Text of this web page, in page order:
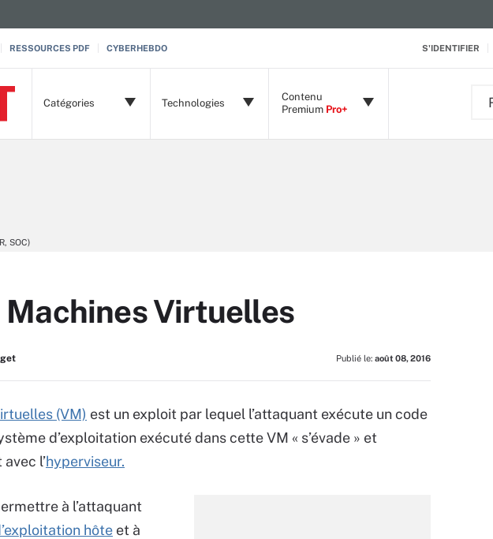
S'IDENTIFIER
RESSOURCES PDF CYBERHEBDO
Catégories Technologies
Contenu
Premium Pro+
SOC)
Machines Virtuelles
Publié le: août 08, 2016
(VM) est un exploit par lequel l’attaquant exécute un code
d’exploitation exécuté dans cette VM « s’évade » et
l’hyperviseur.
à l’attaquant
hôte et à